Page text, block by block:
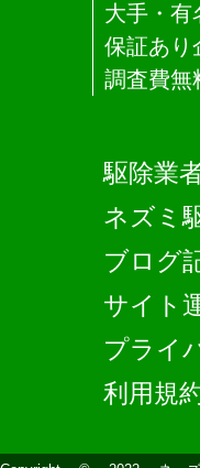
大手・有
保証あり
調査費無
駆除業
ネズミ
ブログ
サイト
プライ
利用規